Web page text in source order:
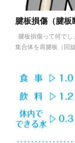
腱板損傷（腱
腱板損傷って何で
集合体を肩腱板（回